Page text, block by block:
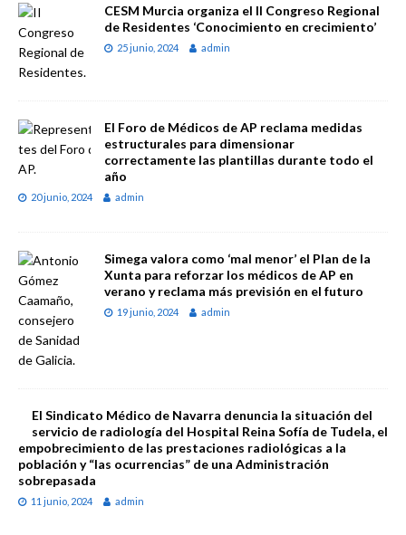
CESM Murcia organiza el II Congreso Regional
de Residentes ‘Conocimiento en crecimiento’
25 junio, 2024 admin
El Foro de Médicos de AP reclama medidas
estructurales para dimensionar
correctamente las plantillas durante todo el
año
20 junio, 2024 admin
Simega valora como ‘mal menor’ el Plan de la
Xunta para reforzar los médicos de AP en
verano y reclama más previsión en el futuro
19 junio, 2024 admin
El Sindicato Médico de Navarra denuncia la situación del
servicio de radiología del Hospital Reina Sofía de Tudela, el
empobrecimiento de las prestaciones radiológicas a la
población y “las ocurrencias” de una Administración
sobrepasada
11 junio, 2024 admin